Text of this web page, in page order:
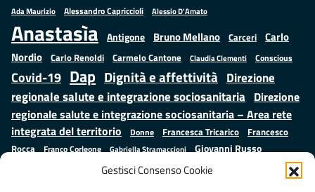
Gestisci Consenso Cookie
Ada Maurizio Alessandro Capriccioli Alessio D'Amato
Anastasìa Antigone Bruno Mellano Carceri
Carlo
Nordio Carlo Renoldi Carmelo Cantone Claudia Clementi Conscious
Covid-19 Dap Dignità e affettività Direzione
regionale salute e integrazione sociosanitaria Direzione
regionale salute e integrazione sociosanitaria – Area rete
integrata del territorio
Donne Francesca Tricarico
Francesco
Rocca
Franco Corleone Gabriella Stramaccioni Giovanni Russo
Giuseppe Emanuele Cangemi Istruzione e cultura
Mauro